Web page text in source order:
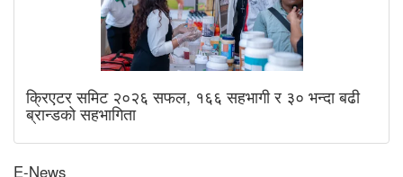
क्रिएटर समिट २०२६ सफल, १६६ सहभागी र ३० भन्दा बढी
ब्रान्डको सहभागिता
E-News